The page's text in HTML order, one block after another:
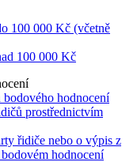
100 000 Kč (včetně
100 000 Kč
hodnocení
prostřednictvím
řidiče nebo o výpis z
hodnocení